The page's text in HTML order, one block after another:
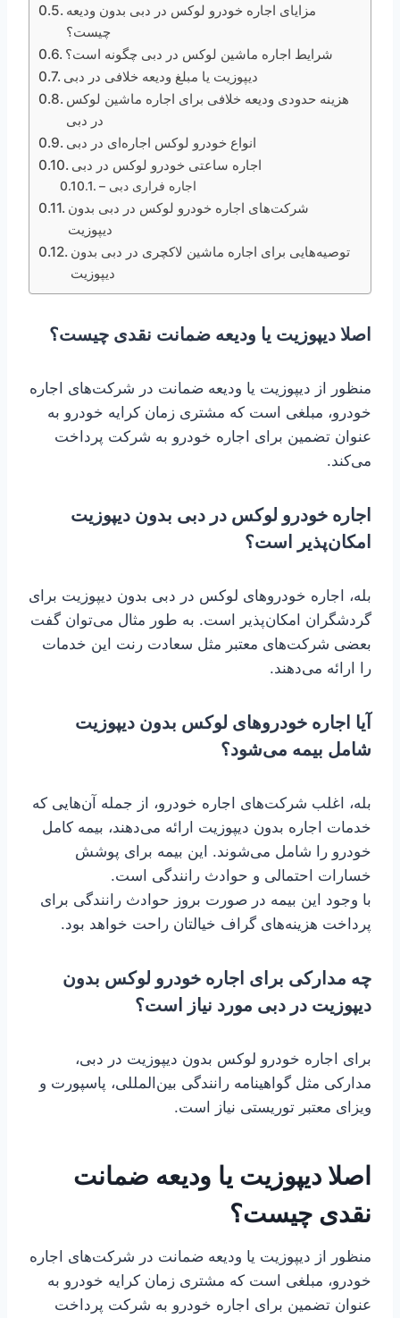
مزایای اجاره خودرو لوکس در دبی بدون ودیعه
چیست؟
شرایط اجاره ماشین لوکس در دبی چگونه است؟
دیپوزیت یا مبلغ ودیعه خلافی در دبی
هزینه حدودی ودیعه خلافی برای اجاره ماشین لوکس
در دبی
انواع خودرو لوکس اجاره‌ای در دبی
اجاره ساعتی خودرو لوکس در دبی
– اجاره فراری دبی
شرکت‌های اجاره خودرو لوکس در دبی بدون
دیپوزیت
توصیه‌هایی برای اجاره ماشین لاکچری در دبی بدون
دیپوزیت
اصلا دیپوزیت یا ودیعه ضمانت نقدی چیست؟
منظور از دیپوزیت یا ودیعه ضمانت در شرکت‌های اجاره
خودرو، مبلغی است که مشتری زمان کرایه خودرو به
عنوان تضمین برای اجاره خودرو به شرکت پرداخت
می‌کند.
اجاره خودرو لوکس در دبی بدون دیپوزیت
امکان‌پذیر است؟
بله، اجاره خودروهای لوکس در دبی بدون دیپوزیت برای
گردشگران امکان‌پذیر است. به طور مثال می‌توان گفت
بعضی شرکت‌های معتبر مثل سعادت رنت این خدمات
را ارائه می‌دهند.
آیا اجاره خودروهای لوکس بدون دیپوزیت
شامل بیمه می‌شود؟
بله، اغلب شرکت‌های اجاره خودرو، از جمله آن‌هایی که
خدمات اجاره بدون دیپوزیت ارائه می‌دهند، بیمه کامل
خودرو را شامل می‌شوند. این بیمه برای پوشش
خسارات احتمالی و حوادث رانندگی است.
با وجود این بیمه در صورت بروز حوادث رانندگی برای
پرداخت هزینه‌های گراف خیالتان راحت خواهد بود.
چه مدارکی برای اجاره خودرو لوکس بدون
دیپوزیت در دبی مورد نیاز است؟
برای اجاره خودرو لوکس بدون دیپوزیت در دبی،
مدارکی مثل گواهینامه رانندگی بین‌المللی، پاسپورت و
ویزای معتبر توریستی نیاز است.
اصلا دیپوزیت یا ودیعه ضمانت
نقدی چیست؟
منظور از دیپوزیت یا ودیعه ضمانت در شرکت‌های اجاره
خودرو، مبلغی است که مشتری زمان کرایه خودرو به
عنوان تضمین برای اجاره خودرو به شرکت پرداخت